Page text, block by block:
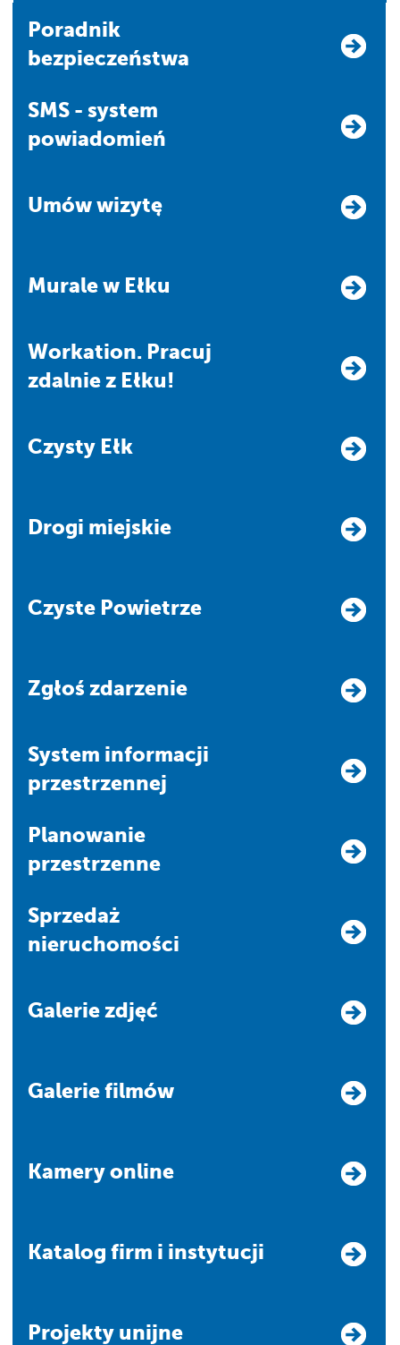
Poradnik
bezpieczeństwa
SMS - system
powiadomień
Umów wizytę
Murale w Ełku
Workation. Pracuj
zdalnie z Ełku!
Czysty Ełk
Drogi miejskie
Czyste Powietrze
Zgłoś zdarzenie
system informacji
przestrzennej
Planowanie
przestrzenne
Sprzedaż
nieruchomości
Galerie zdjęć
Galerie filmów
Kamery online
Katalog firm i instytucji
Projekty unijne